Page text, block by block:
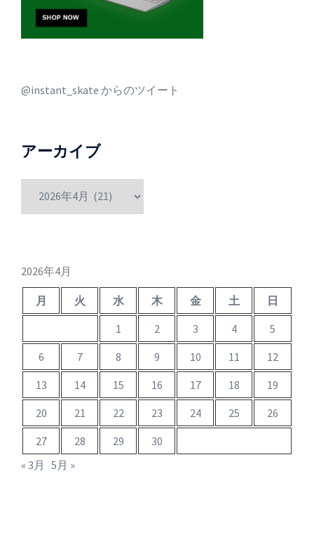
@instant_skate からのツイート
アーカイブ
2026年4月
月 火 水 木 金 土
日
1
2 3 4
5
6
7 8 9 10 11
12
13
14 15 16 17 18
19
20
21 22 23 24 25
26
27
28 29
30
« 3月 5月 »